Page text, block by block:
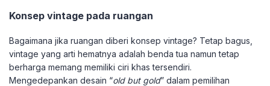
Konsep vintage pada ruangan
Bagaimana jika ruangan diberi konsep vintage? Tetap bagus,
vintage yang arti hematnya adalah benda tua namun tetap
berharga memang memiliki ciri khas tersendiri.
Mengedepankan desain “old but gold” dalam pemilihan